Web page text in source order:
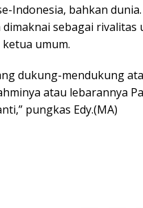
Indonesia, bahkan
sebagai rivalitas
umum.
dukung-mendukung
atau lebarannya
pungkas Edy.(MA)